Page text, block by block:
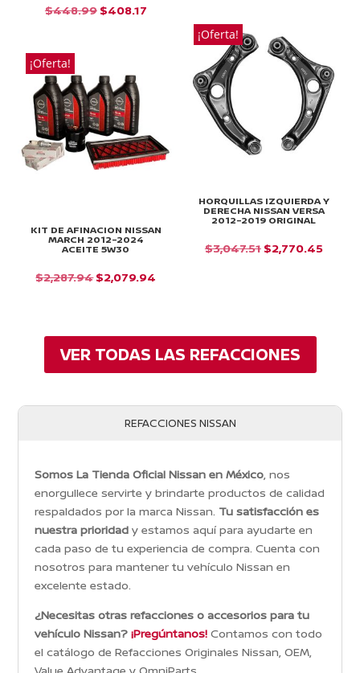
ERA:
$26.69.$24.26.
$448.99 EL
$448.99.
$408.17EL
$408.17.
¡Oferta!
HORQUILLAS IZQUIERDA Y
DERECHA NISSAN VERSA
2012-2019 ORIGINAL
$3,047.51 EL
$2,770.45EL
¡Oferta!
KIT DE AFINACION NISSAN
MARCH 2012-2024
ACEITE 5W30
$2,287.94EL
ERA:
$2,287.94.
$2,079.94
ES:
$2,079.94.
VER TODAS LAS REFACCIONES
REFACCIONES NISSAN
Somos La Tienda Oficial Nissan en México , nos
enorgullece servirte y brindarte productos de calidad
respaldados por la marca Nissan. Tu satisfacción es
nuestra prioridad y estamos aquí para ayudarte en
cada paso de tu experiencia de compra. Cuenta con
nosotros para mantener tu vehículo Nissan en
excelente estado.
¿Necesitas otras refacciones o accesorios para tu
vehículo Nissan?¡Pregúntanos! Contamos con todo
el catálogo de Refacciones Originales Nissan, OEM,
Value Advantage y OmniParts.